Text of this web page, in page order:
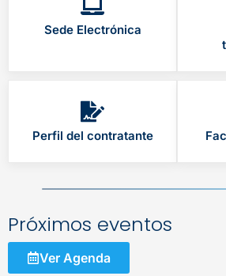
Sede Electrónica
Perfil del contratante
Próximos eventos
Ver Agenda